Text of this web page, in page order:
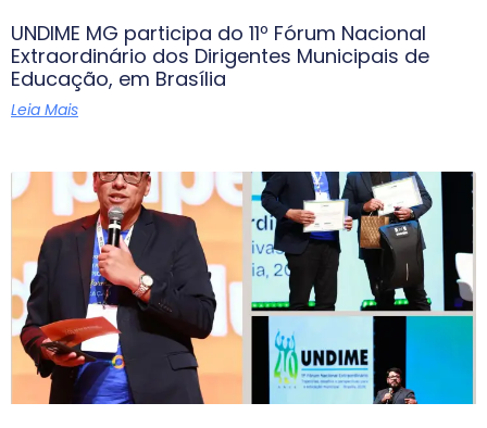
UNDIME MG participa do 11º Fórum Nacional
Extraordinário dos Dirigentes Municipais de
Educação, em Brasília
Leia Mais